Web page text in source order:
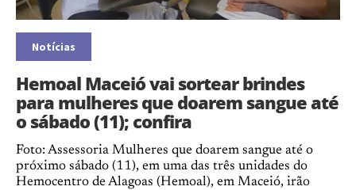
Notícias
Hemoal Maceió vai sortear brindes
para mulheres que doarem sangue até
o sábado (11); confira
Foto: Assessoria Mulheres que doarem sangue até o
próximo sábado (11), em uma das três unidades do
Hemocentro de Alagoas (Hemoal), em Maceió, irão